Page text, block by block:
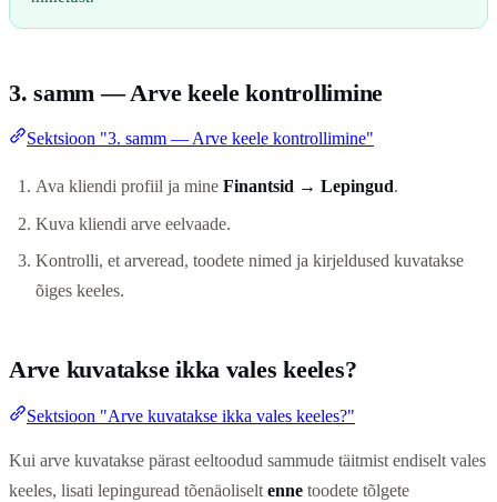
3. samm — Arve keele kontrollimine
Sektsioon "3. samm — Arve keele kontrollimine"
Ava kliendi profiil ja mine Finantsid → Lepingud.
Kuva kliendi arve eelvaade.
Kontrolli, et arveread, toodete nimed ja kirjeldused kuvatakse
õiges keeles.
Arve kuvatakse ikka vales keeles?
Sektsioon "Arve kuvatakse ikka vales keeles?"
Kui arve kuvatakse pärast eeltoodud sammude täitmist endiselt vales
keeles, lisati lepinguread tõenäoliselt enne toodete tõlgete